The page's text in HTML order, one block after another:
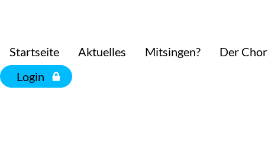
Startseite Aktuelles Mitsingen? Der Chor
Login